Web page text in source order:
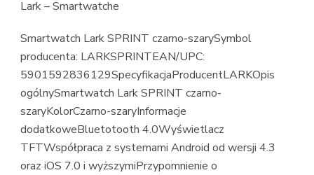
Lark – Smartwatche
Smartwatch Lark SPRINT czarno-szarySymbol
producenta: LARKSPRINTEAN/UPC:
5901592836129SpecyfikacjaProducentLARKOpis
ogólnySmartwatch Lark SPRINT czarno-
szaryKolorCzarno-szaryInformacje
dodatkoweBluetotooth 4.0Wyświetlacz
TFTWspółpraca z systemami Android od wersji 4.3
oraz iOS 7.0 i wyższymiPrzypomnienie o